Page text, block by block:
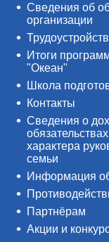
Сведения об
организации
Итоги
"Океан"
Школа
Контакты
Сведения о
характера
семьи
Информация
Партнёрам
Акции и